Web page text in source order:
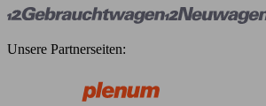
Unsere Partnerseiten: